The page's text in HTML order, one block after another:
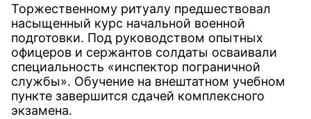
Торжественному ритуалу предшествовал
насыщенный курс начальной военной
подготовки. Под руководством опытных
офицеров и сержантов солдаты осваивали
специальность «инспектор пограничной
службы». Обучение на внештатном учебном
пункте завершится сдачей комплексного
экзамена.